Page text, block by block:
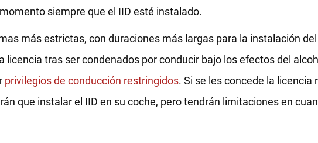
siempre que el IID esté instalado.
más estrictas, con duraciones más largas para la instalación del
tras ser condenados por conducir bajo los efectos del
privilegios de conducción restringidos. Si se les concede la licencia
que instalar el IID en su coche, pero tendrán limitaciones en